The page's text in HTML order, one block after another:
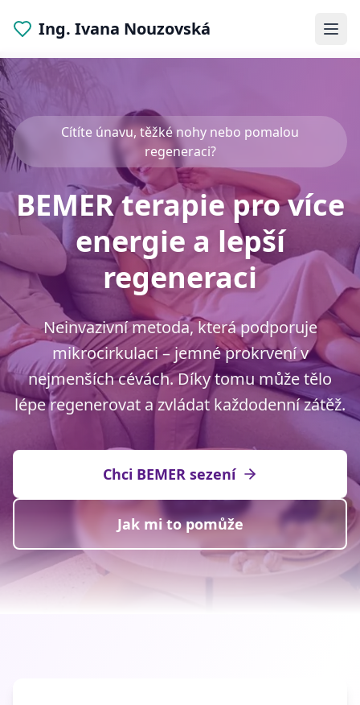
Ing. Ivana Nouzovská
Cítíte únavu, těžké nohy nebo pomalou
regeneraci?
BEMER terapie pro více
energie a lepší
regeneraci
Neinvazivní metoda, která podporuje
mikrocirkulaci – jemné prokrvení v
nejmenších cévách. Díky tomu může tělo
lépe regenerovat a zvládat každodenní zátěž.
Chci BEMER sezení
Jak mi to pomůže